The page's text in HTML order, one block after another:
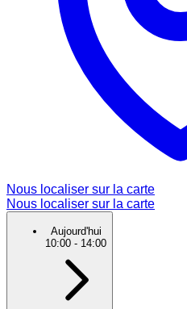
Nous localiser sur la carte
Nous localiser sur la carte
Aujourd'hui
10:00 - 14:00